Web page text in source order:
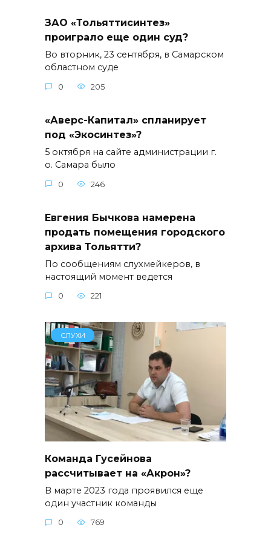
ЗАО «Тольяттисинтез»
проиграло еще один суд?
Во вторник, 23 сентября, в Самарском
областном суде
0 205
«Аверс-Капитал» спланирует
под «Экосинтез»?
5 октября на сайте администрации г.
о. Самара было
0 246
Евгения Бычкова намерена
продать помещения городского
архива Тольятти?
По сообщениям слухмейкеров, в
настоящий момент ведется
0 221
СЛУХИ
Команда Гусейнова
рассчитывает на «Акрон»?
В марте 2023 года проявился еще
один участник команды
0 769